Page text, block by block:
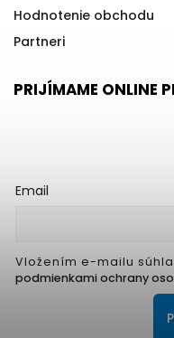
Hodnotenie obchodu
Partneri
PRIJÍMAME ONLINE
Email
Vložením e-mailu
podmienkami ochrany